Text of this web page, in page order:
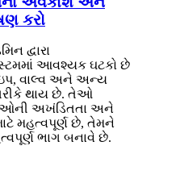
કરો
દ્વારા
આવશ્યક ઘટકો છે
વાલ્વ અને અન્ય
થાય છે. તેઓ
અખંડિતતા અને
મહત્વપૂર્ણ છે, તેમને
ભાગ બનાવે છે.